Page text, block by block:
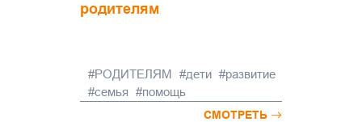
родителям
РОДИТЕЛЯМ дети
развитие
семья
помощь
СМОТРЕТЬ